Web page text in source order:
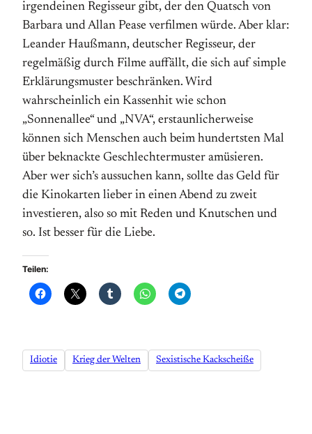
irgendeinen Regisseur gibt, der den Quatsch von
Barbara und Allan Pease verfilmen würde. Aber klar:
Leander Haußmann, deutscher Regisseur, der
regelmäßig durch Filme auffällt, die sich auf simple
Erklärungsmuster beschränken. Wird
wahrscheinlich ein Kassenhit wie schon
„Sonnenallee“ und „NVA“, erstaunlicherweise
können sich Menschen auch beim hundertsten Mal
über beknackte Geschlechtermuster amüsieren.
Aber wer sich’s aussuchen kann, sollte das Geld für
die Kinokarten lieber in einen Abend zu zweit
investieren, also so mit Reden und Knutschen und
so. Ist besser für die Liebe.
Teilen:
Idiotie Krieg der Welten Sexistische Kackscheiße